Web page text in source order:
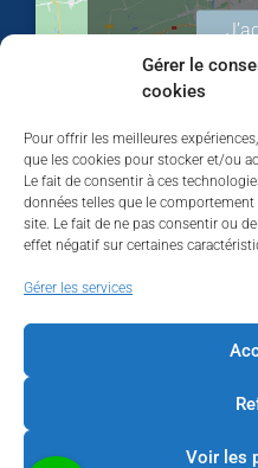
Gérer le
cookies
Pour offrir les meilleures
que les cookies pour stocker et/ou
Le fait de consentir à ces
données telles que le
site. Le fait de ne pas consentir ou
effet négatif sur certaines
Gérer les services
Voir les